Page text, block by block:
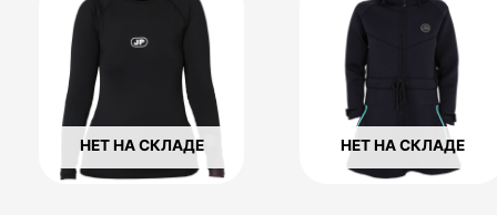
НЕТ НА СКЛАДЕ
несколько
вариаций.
Опции
можно
выбрать
странице
НЕТ НА СКЛАДЕ
имеет
несколько
вариаций.
Опции
можно
выбрать
странице